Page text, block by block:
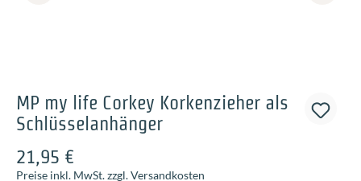
MP my life Corkey Korkenzieher als
Schlüsselanhänger
21,95 €
Preise inkl. MwSt. zzgl. Versandkosten